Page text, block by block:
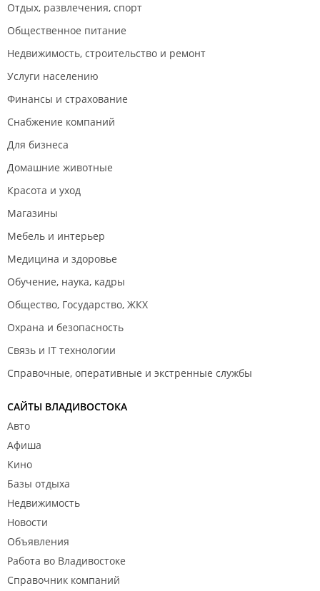
Отдых, развлечения, спорт
Общественное питание
Недвижимость, строительство и ремонт
Услуги населению
Финансы и страхование
Снабжение компаний
Для бизнеса
Домашние животные
Красота и уход
Магазины
Мебель и интерьер
Медицина и здоровье
Обучение, наука, кадры
Общество, Государство, ЖКХ
Охрана и безопасность
Связь и IT технологии
Справочные, оперативные и экстренные службы
САЙТЫ ВЛАДИВОСТОКА
Авто
Афиша
Кино
Базы отдыха
Недвижимость
Новости
Объявления
Работа во Владивостоке
Справочник компаний